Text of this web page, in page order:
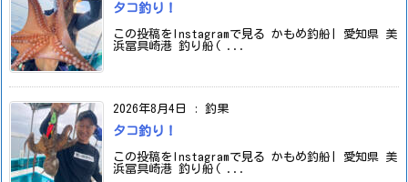
タコ釣り！
この投稿をInstagramで見る かもめ釣船| 愛知県 美
浜冨具崎港 釣り船( ...
2026年8月4日 : 釣果
タコ釣り！
この投稿をInstagramで見る かもめ釣船| 愛知県 美
浜冨具崎港 釣り船( ...